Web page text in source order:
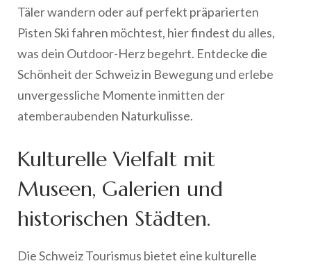
Täler wandern oder auf perfekt präparierten
Pisten Ski fahren möchtest, hier findest du alles,
was dein Outdoor-Herz begehrt. Entdecke die
Schönheit der Schweiz in Bewegung und erlebe
unvergessliche Momente inmitten der
atemberaubenden Naturkulisse.
Kulturelle Vielfalt mit
Museen, Galerien und
historischen Städten.
Die Schweiz Tourismus bietet eine kulturelle